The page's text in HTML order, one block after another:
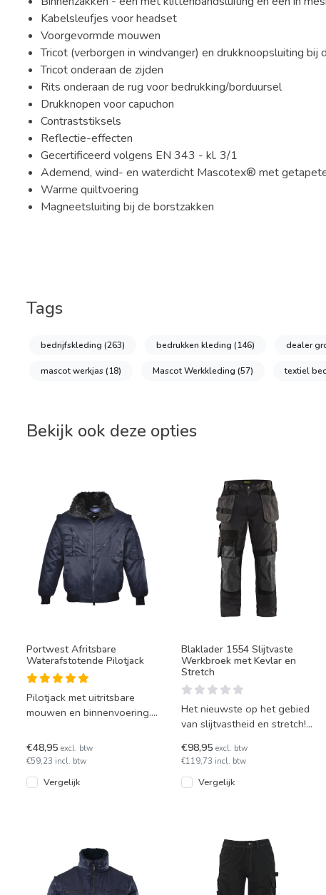
Kabelsleufjes voor headset
Voorgevormde mouwen
Tricot (verborgen in windvanger) en drukknoopsluiting bij
Tricot onderaan de zijden
Rits onderaan de rug voor bedrukking/borduursel
Drukknopen voor capuchon
Contraststiksels
Reflectie-effecten
Gecertificeerd volgens EN 343 - kl. 3/1
Ademend, wind- en waterdicht Mascotex® met
Warme quiltvoering
Magneetsluiting bij de borstzakken
Tags
bedrijfskleding (263) bedrukken kleding (146) dealer
mascot werkjas(18) Mascot Werkkleding (57) textiel
Bekijk ook deze opties
Portwest Afritsbare
Waterafstotende Pilotjack
Pilotjack met uitritsbare
mouwen en binnenvoering.
€48,95 excl. btw
€59,23 incl. btw
Vergelijk
Blaklader 1554 Slijtvaste
Werkbroek met Kevlar en
Stretch
Het nieuwste op het gebied
van slijtvastheid en stretch!
nauwkeurig ontworp
€98,95 excl. btw
€119,73 incl. btw
Vergelijk